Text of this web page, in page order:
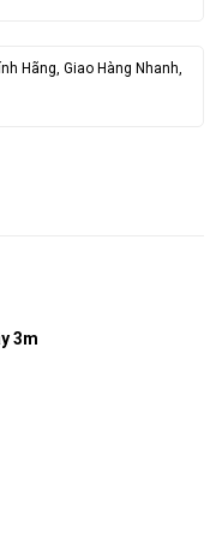
Hãng, Giao Hàng Nhanh,
3m